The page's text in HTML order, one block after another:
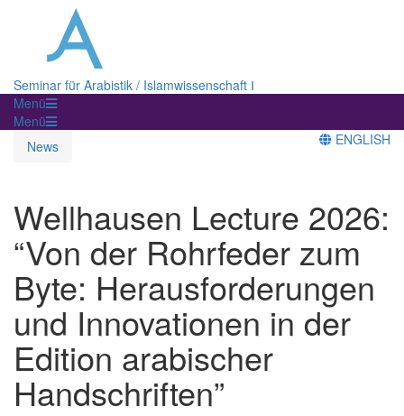
Seminar für Arabistik / Islamwissenschaft Ⅰ
Menü
Menü
News
ENGLISH
Wellhausen Lecture 2026:
“Von der Rohrfeder zum
Byte: Herausforderungen
und Innovationen in der
Edition arabischer
Handschriften”